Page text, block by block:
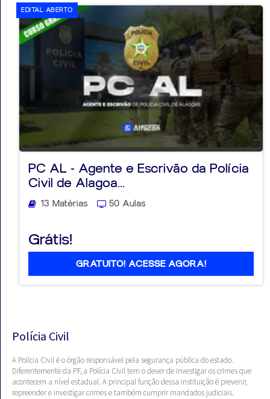
PC AL - Agente e Escrivão da Polícia
Civil de Alagoa...
13 Matérias 50 Aulas
Grátis!
GRATUITO! ACESSE AGORA!
EDITAL ABERTO
Polícia Civil
A Polícia Civil é o órgão responsável pela segurança pública do estado.
Diferentemente da PF, a Polícia Civil tem o dever de investigar os crimes que
acontecem a nível estadual. A principal função dessa instituição é prevenir,
repreender e investigar crimes e também cumprir mandados judiciais.